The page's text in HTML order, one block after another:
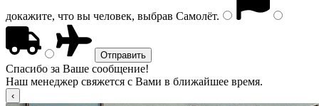
докажите, что вы человек, выбрав Самолёт.
Спасибо за Ваше сообщение!
Наш менеджер свяжется с Вами в ближайшее время.